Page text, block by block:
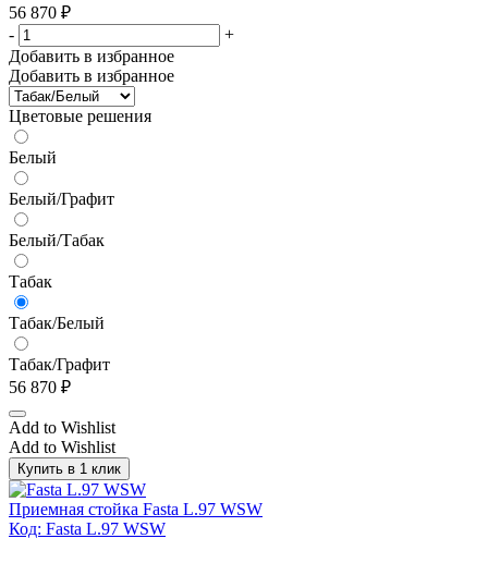
56 870 ₽
-
+
Добавить в избранное
Добавить в избранное
Цветовые решения
Белый
Белый/Графит
Белый/Табак
Табак
Табак/Белый
Табак/Графит
56 870 ₽
Add to Wishlist
Add to Wishlist
Купить в 1 клик
Приемная стойка Fasta L.97 WSW
Код: Fasta L.97 WSW